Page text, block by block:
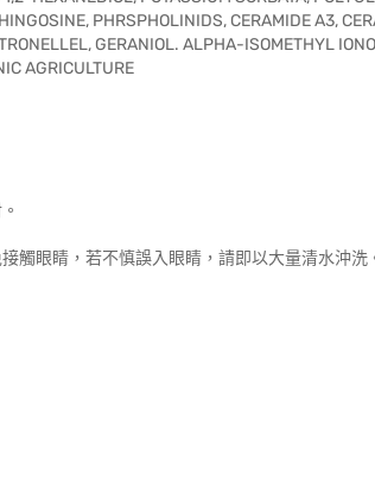
PHRSPHOLINIDS, CERAMIDE A3,
GERANIOL. ALPHA-ISOMETHYL
AGRICULTURE
觸眼睛，若不慎誤入眼睛，請即以大量清水沖